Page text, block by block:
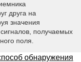
друга на
значения
получаемых
поля.
обнаружения